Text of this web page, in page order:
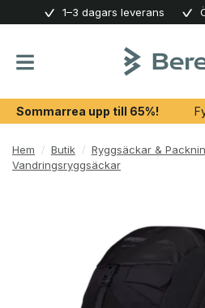
content
1–3 dagars leverans
Sommarrea upp till 65%!
Hem / Butik / Ryggsäckar &
Vandringsryggsäckar